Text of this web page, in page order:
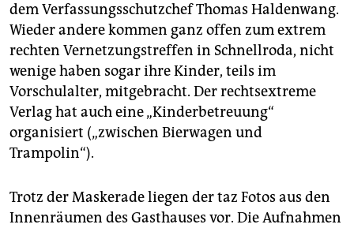
dem Verfassungsschutzchef Thomas Haldenwang.
Wieder andere kommen ganz offen zum extrem
rechten Vernetzungstreffen in Schnellroda, nicht
wenige haben sogar ihre Kinder, teils im
Vorschulalter, mitgebracht. Der rechtsextreme
Verlag hat auch eine „Kinderbetreuung“
organisiert („zwischen Bierwagen und
Trampolin“).
Trotz der Maskerade liegen der taz Fotos aus den
Innenräumen des Gasthauses vor. Die Aufnahmen